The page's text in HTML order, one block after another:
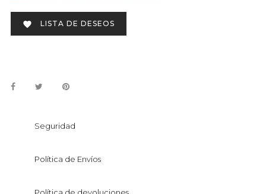
 LISTA DE DESEOS
Seguridad
Política de Envíos